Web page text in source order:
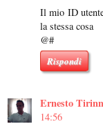
Il mio ID
la stessa cosa
@#
Rispondi
Ernesto
14:56